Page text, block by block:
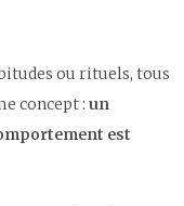
ou rituels, tous
concept : un
est